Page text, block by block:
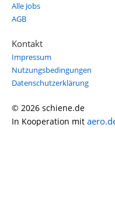
Alle Jobs
AGB
Kontakt
Impressum
Nutzungsbedingungen
Datenschutzerklärung
© 2026 schiene.de
In Kooperation mit